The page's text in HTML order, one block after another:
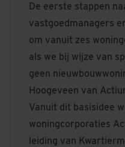
De eerste stappen
vastgoedmanagers
om vanuit zes
als we bij wijze van
geen
Hoogeveen van
Vanuit dit basisidee
woningcorporaties
leiding van